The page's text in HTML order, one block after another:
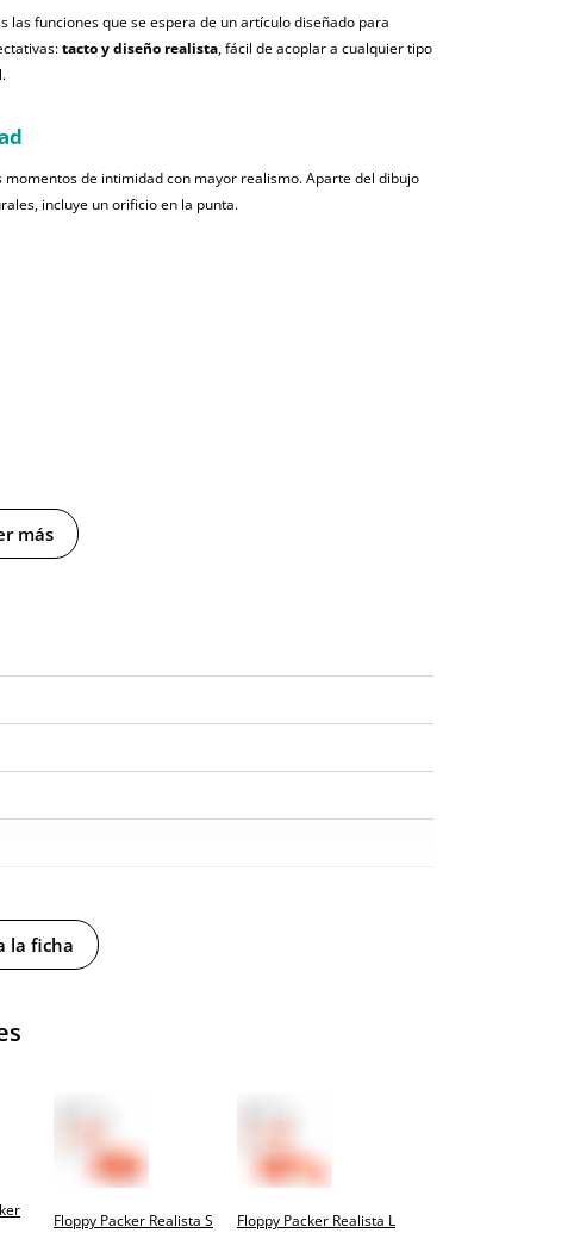
las funciones que se espera de un artículo diseñado para
tacto y diseño realista, fácil de acoplar a cualquier tipo
de intimidad con mayor realismo. Aparte del dibujo
incluye un orificio en la punta.
más
la ficha
Floppy Packer Realista S Floppy Packer Realista L